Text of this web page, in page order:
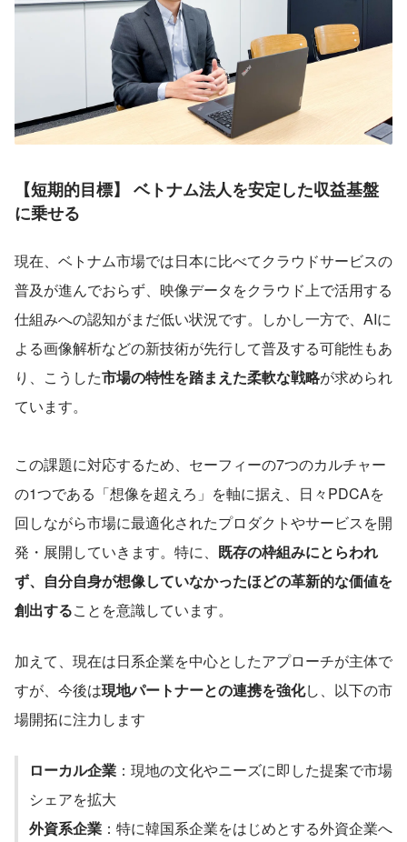
【短期的目標】 ベトナム法人を安定した収益基盤
に乗せる
現在、ベトナム市場では日本に比べてクラウドサービスの
普及が進んでおらず、映像データをクラウド上で活用する
仕組みへの認知がまだ低い状況です。しかし一方で、AIに
よる画像解析などの新技術が先行して普及する可能性もあ
り、こうした市場の特性を踏まえた柔軟な戦略が求められ
ています。
この課題に対応するため、セーフィーの7つのカルチャー
の1つである「想像を超えろ」を軸に据え、日々PDCAを
回しながら市場に最適化されたプロダクトやサービスを開
発・展開していきます。特に、 既存の枠組みにとらわれ
ず、自分自身が想像していなかったほどの革新的な価値を
創出することを意識しています。
加えて、現在は日系企業を中心としたアプローチが主体で
すが、今後は現地パートナーとの連携を強化し、以下の市
場開拓に注力します
ローカル企業 ：現地の文化やニーズに即した提案で市場
シェアを拡大
外資系企業 ：特に韓国系企業をはじめとする外資企業へ